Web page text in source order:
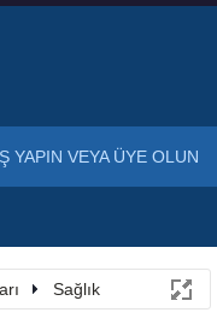
Sağlık
YAPIN VEYA ÜYE OLUN